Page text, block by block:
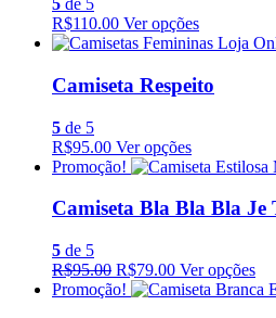
5 de 5
R$110.00 Ver opções
Camiseta Respeito
5 de 5
R$95.00 Ver opções
Promoção!
Camiseta Bla Bla Bla Je
5 de 5
R$95.00 R$79.00 Ver opções
Promoção!